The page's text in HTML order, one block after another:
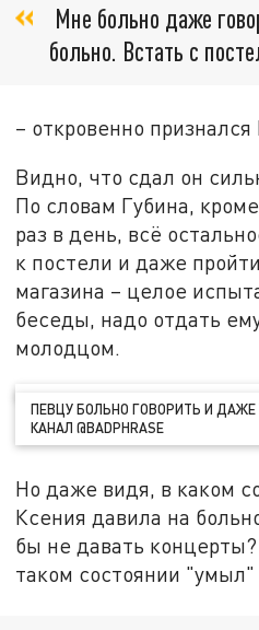
Мне больно даже
больно. Встать с
– откровенно
Видно, что сдал он
По словам Губина,
раз в день, всё
к постели и даже
магазина – целое
беседы, надо отдать
молодцом.
ПЕВЦУ БОЛЬНО ГОВОРИТЬ И
КАНАЛ @BADPHRASE
Но даже видя, в каком
Ксения давила на
бы не давать
таком состоянии